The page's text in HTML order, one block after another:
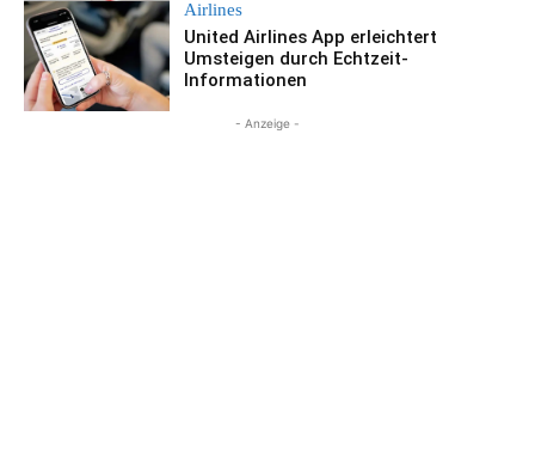
Airlines
United Airlines App erleichtert
Umsteigen durch Echtzeit-
Informationen
- Anzeige -